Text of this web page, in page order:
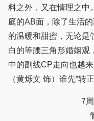
料之外，又在情理之中
庭的AB面，除了生活
的温暖和甜蜜，无论是
白的等腰三角形婚姻观
中的副线CP走向也越
（黄烁文 饰）谁先“转
7